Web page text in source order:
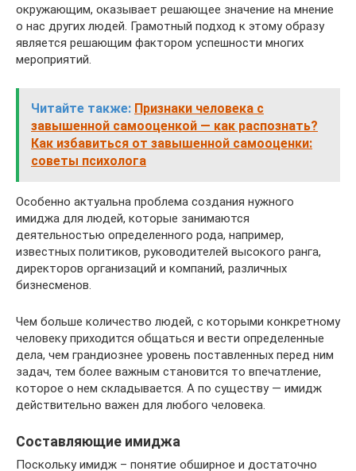
окружающим, оказывает решающее значение на мнение
о нас других людей. Грамотный подход к этому образу
является решающим фактором успешности многих
мероприятий.
Читайте также: Признаки человека с
завышенной самооценкой — как распознать?
Как избавиться от завышенной самооценки:
советы психолога
Особенно актуальна проблема создания нужного
имиджа для людей, которые занимаются
деятельностью определенного рода, например,
известных политиков, руководителей высокого ранга,
директоров организаций и компаний, различных
бизнесменов.
Чем больше количество людей, с которыми конкретному
человеку приходится общаться и вести определенные
дела, чем грандиознее уровень поставленных перед ним
задач, тем более важным становится то впечатление,
которое о нем складывается. А по существу — имидж
действительно важен для любого человека.
Составляющие имиджа
Поскольку имидж – понятие обширное и достаточно